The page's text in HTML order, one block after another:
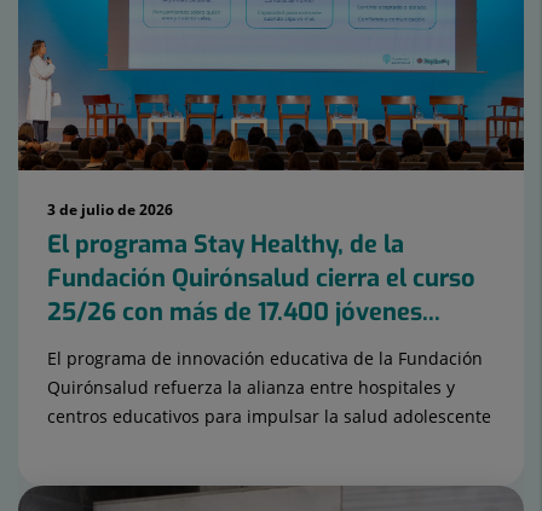
3 de julio de 2026
El programa Stay Healthy, de la
Fundación Quirónsalud cierra el curso
25/26 con más de 17.400 jóvenes...
El programa de innovación educativa de la Fundación
Quirónsalud refuerza la alianza entre hospitales y
centros educativos para impulsar la salud adolescente